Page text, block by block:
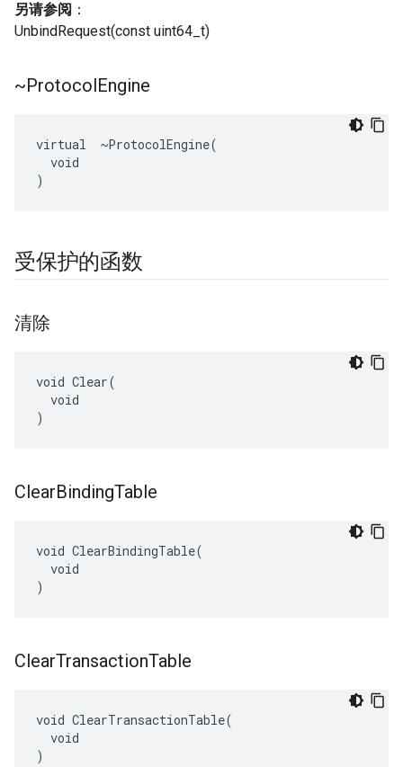
另请参阅 ：
UnbindRequest(const uint64_t)
~ProtocolEngine
virtual  ~ProtocolEngine(
  void
)
受保护的函数
清除
void Clear(
  void
)
ClearBindingTable
void ClearBindingTable(
  void
)
ClearTransactionTable
void ClearTransactionTable(
  void
)